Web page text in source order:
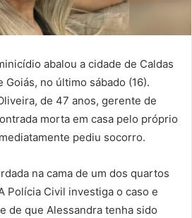
abalou a cidade de Caldas
Goiás, no último sábado (16).
de 47 anos, gerente de
morta em casa pelo próprio
pediu socorro.
na cama de um dos quartos
Polícia Civil investiga o caso e
de que Alessandra tenha sido